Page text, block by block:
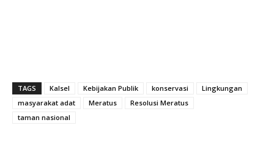
TAGS Kalsel Kebijakan Publik konservasi
Lingkungan
masyarakat adat
Meratus
Resolusi Meratus
taman nasional